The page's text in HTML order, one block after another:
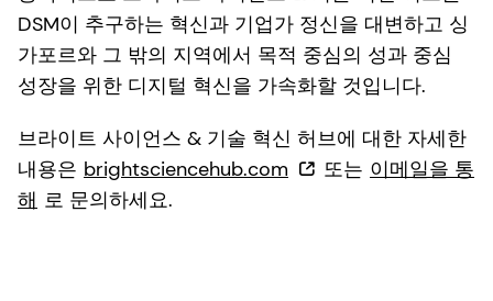
DSM이 추구하는 혁신과 기업가 정신을 대변하고 싱
가포르와 그 밖의 지역에서 목적 중심의 성과 중심
성장을 위한 디지털 혁신을 가속화할 것입니다.
브라이트 사이언스 & 기술 혁신 허브에 대한 자세한
내용은 brightsciencehub.com 또는 이메일을 통
해 로 문의하세요.